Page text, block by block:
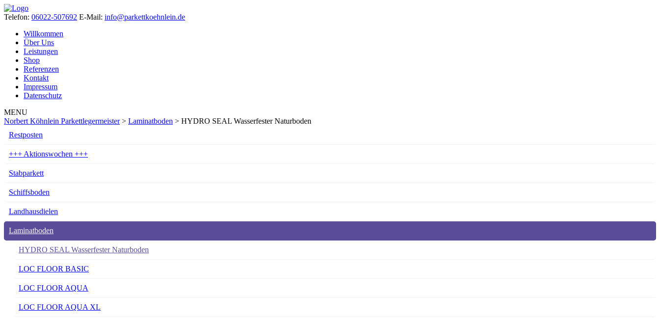
Telefon: 06022-507692 E-Mail: info@parkettkoehnlein.de
Willkommen
Über Uns
Leistungen
Shop
Referenzen
Kontakt
Impressum
Datenschutz
MENU
Norbert Köhnlein Parkettlegermeister> Laminatboden > HYDRO SEAL Wasserfester Naturboden
Restposten
+++ Aktionswochen +++
Stabparkett
Schiffsboden
Landhausdielen
Laminatboden
HYDRO SEAL Wasserfester Naturboden
LOC FLOOR BASIC
LOC FLOOR AQUA
LOC FLOOR AQUA XL